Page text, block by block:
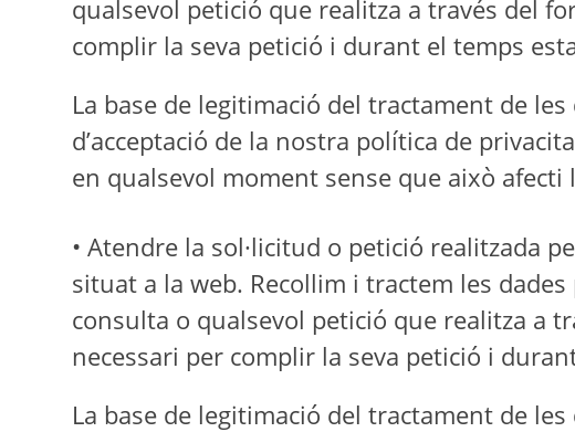
qualsevol petició que realitza a través del
complir la seva petició i durant el temps
La base de legitimació del tractament de
d’acceptació de la nostra política de
en qualsevol moment sense que això
• Atendre la sol·licitud o petició realitzada
situat a la web. Recollim i tractem les
consulta o qualsevol petició que realitza a
necessari per complir la seva petició i
La base de legitimació del tractament de